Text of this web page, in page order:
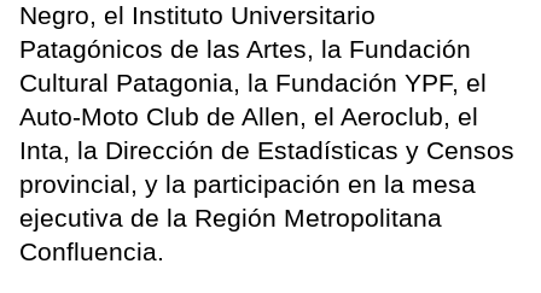
Negro, el Instituto Universitario
Patagónicos de las Artes, la Fundación
Cultural Patagonia, la Fundación YPF, el
Auto-Moto Club de Allen, el Aeroclub, el
Inta, la Dirección de Estadísticas y Censos
provincial, y la participación en la mesa
ejecutiva de la Región Metropolitana
Confluencia.